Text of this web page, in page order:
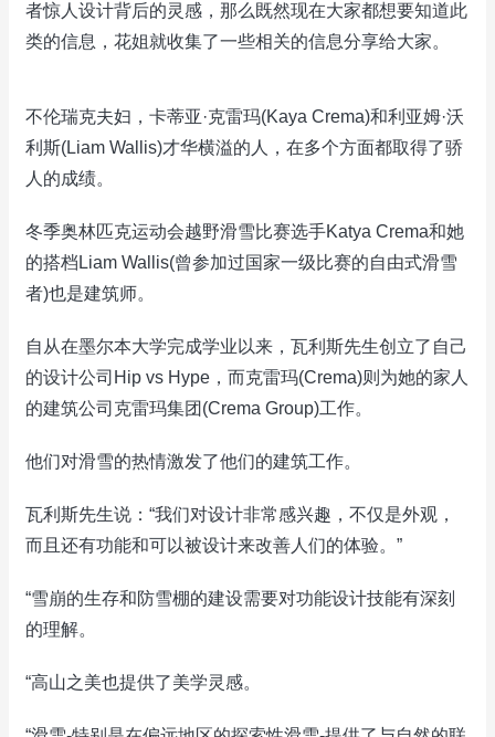
者惊人设计背后的灵感，那么既然现在大家都想要知道此
类的信息，花姐就收集了一些相关的信息分享给大家。
不伦瑞克夫妇，卡蒂亚·克雷玛(Kaya Crema)和利亚姆·沃
利斯(Liam Wallis)才华横溢的人，在多个方面都取得了骄
人的成绩。
冬季奥林匹克运动会越野滑雪比赛选手Katya Crema和她
的搭档Liam Wallis(曾参加过国家一级比赛的自由式滑雪
者)也是建筑师。
自从在墨尔本大学完成学业以来，瓦利斯先生创立了自己
的设计公司Hip vs Hype，而克雷玛(Crema)则为她的家人
的建筑公司克雷玛集团(Crema Group)工作。
他们对滑雪的热情激发了他们的建筑工作。
瓦利斯先生说：“我们对设计非常感兴趣，不仅是外观，
而且还有功能和可以被设计来改善人们的体验。”
“雪崩的生存和防雪棚的建设需要对功能设计技能有深刻
的理解。
“高山之美也提供了美学灵感。